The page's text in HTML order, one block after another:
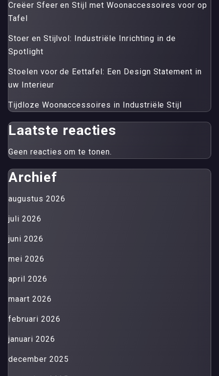
Creëer Sfeer en Stijl met Woonaccessoires voor op
Tafel
Stoer en Stijlvol: Industriële Inrichting in de
Spotlight
Stoelen voor de Eettafel: Een Design Statement in
uw Interieur
Tijdloze Woonaccessoires in Industriële Stijl
Laatste reacties
Geen reacties om te tonen.
Archief
augustus 2026
juli 2026
juni 2026
mei 2026
april 2026
maart 2026
februari 2026
januari 2026
december 2025